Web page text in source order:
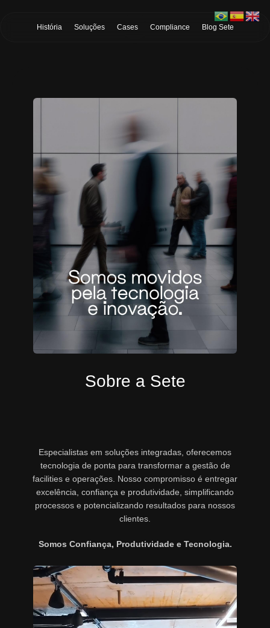
História Soluções Cases Compliance Blog Sete
Sobre a Sete
Especialistas em soluções integradas, oferecemos
tecnologia de ponta para transformar a gestão de
facilities e operações. Nosso compromisso é entregar
excelência, confiança e produtividade, simplificando
processos e potencializando resultados para nossos
clientes.
Somos Confiança, Produtividade e Tecnologia.